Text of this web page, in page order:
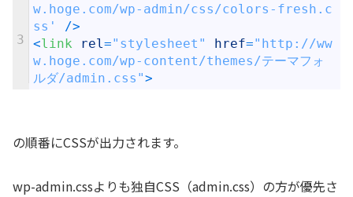
3
w.hoge.com/wp-admin/css/colors-fresh.c
ss'
/>
<link rel ="stylesheet" href="http://ww
w.hoge.com/wp-content/themes/テーマフォ
ルダ/admin.css">
の順番にCSSが出力されます。
wp-admin.cssよりも独自CSS（admin.css）の方が優先さ